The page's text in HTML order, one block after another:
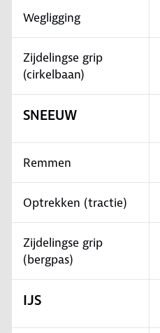
Wegligging
Zijdelingse grip
(cirkelbaan)
SNEEUW
Remmen
Optrekken (tractie)
Zijdelingse grip
(bergpas)
IJS